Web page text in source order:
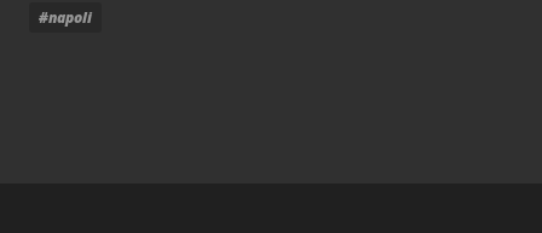
#napoli